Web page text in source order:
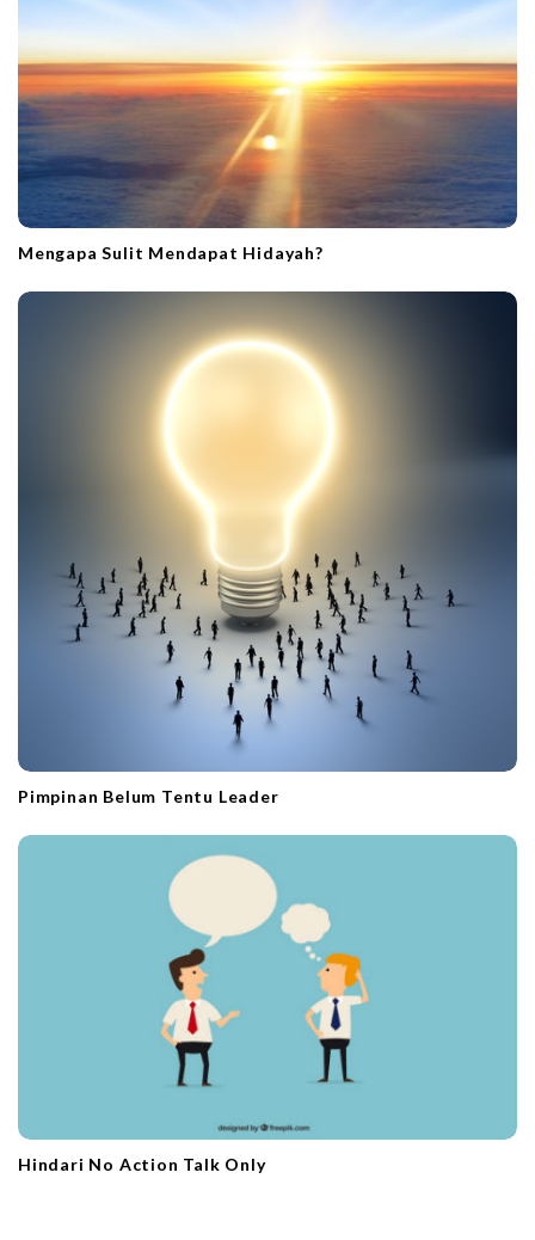
Mengapa Sulit Mendapat Hidayah?
Pimpinan Belum Tentu Leader
Hindari No Action Talk Only